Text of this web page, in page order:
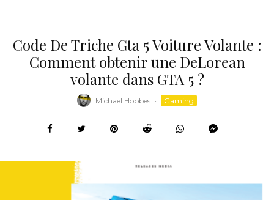
Code De Triche Gta 5 Voiture Volante :
Comment obtenir une DeLorean
volante dans GTA 5 ?
Michael Hobbes · Gaming